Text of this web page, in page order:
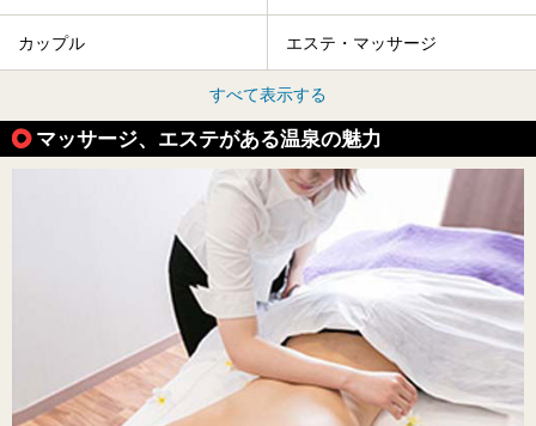
カップル エステ・マッサージ
すべて表示する
マッサージ、エステがある温泉の魅力